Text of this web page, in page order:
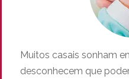
Muitos casais sonham
desconhecem que